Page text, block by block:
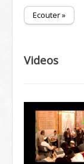
Ecouter »
Videos